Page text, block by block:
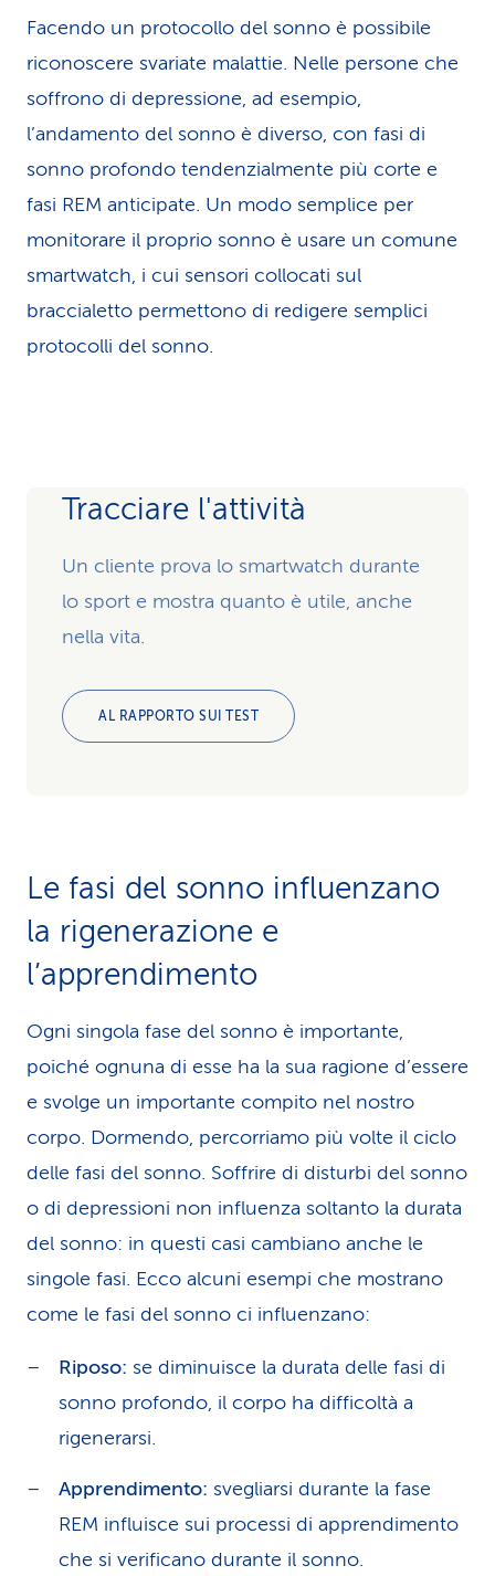
Facendo un protocollo del sonno è possibile
riconoscere svariate malattie. Nelle persone che
soffrono di depressione, ad esempio,
l’andamento del sonno è diverso, con fasi di
sonno profondo tendenzialmente più corte e
fasi REM anticipate. Un modo semplice per
monitorare il proprio sonno è usare un comune
smartwatch, i cui sensori collocati sul
braccialetto permettono di redigere semplici
protocolli del sonno.
Tracciare l'attività
Un cliente prova lo smartwatch durante
lo sport e mostra quanto è utile, anche
nella vita.
AL RAPPORTO SUI TEST
Le fasi del sonno influenzano
la rigenerazione e
l’apprendimento
Ogni singola fase del sonno è importante,
poiché ognuna di esse ha la sua ragione d’essere
e svolge un importante compito nel nostro
corpo. Dormendo, percorriamo più volte il ciclo
delle fasi del sonno. Soffrire di disturbi del sonno
o di depressioni non influenza soltanto la durata
del sonno: in questi casi cambiano anche le
singole fasi. Ecco alcuni esempi che mostrano
come le fasi del sonno ci influenzano:
Riposo: se diminuisce la durata delle fasi di
sonno profondo, il corpo ha difficoltà a
rigenerarsi.
Apprendimento: svegliarsi durante la fase
REM influisce sui processi di apprendimento
che si verificano durante il sonno.